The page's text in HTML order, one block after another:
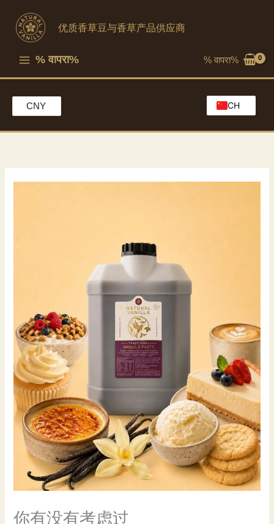
优质香草豆与香草产品供应商
% वापरा% % वापरा%
CNY
CH
你有没有考虑过